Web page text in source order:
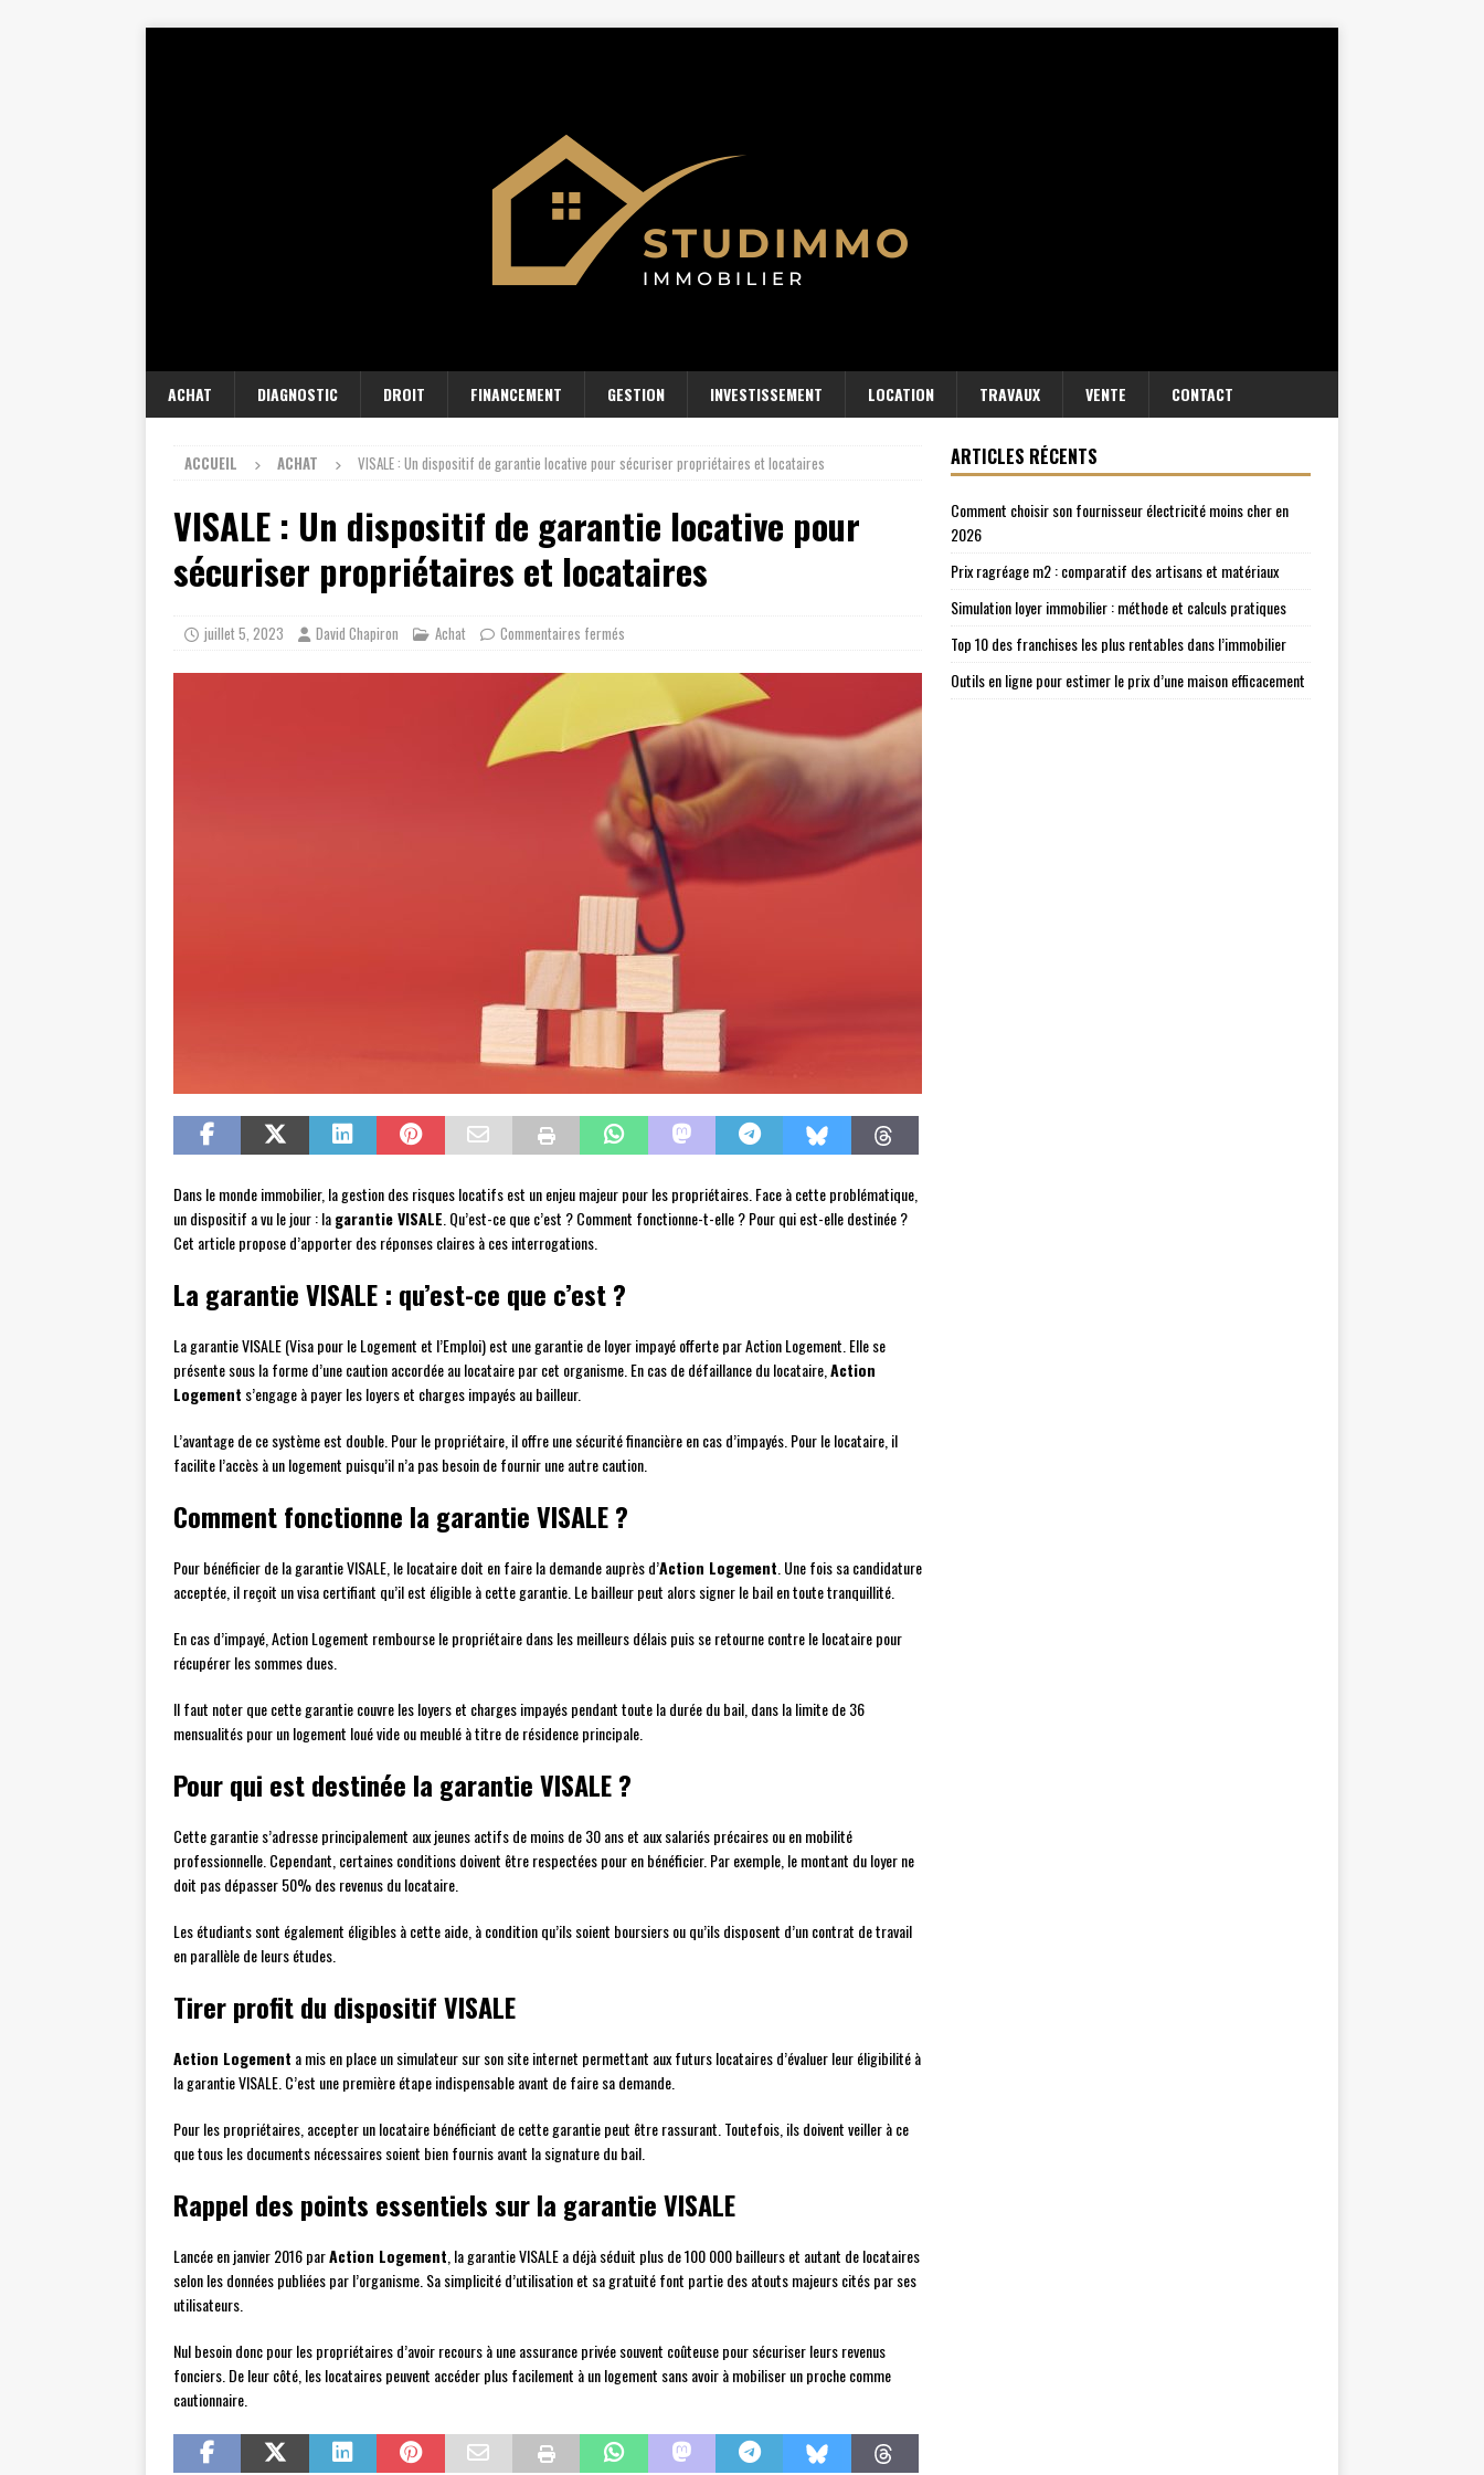
ACHAT DIAGNOSTIC DROIT FINANCEMENT GESTION INVESTISSEMENT LOCATION TRAVAUX VENTE CONTACT
ACCUEIL ACHAT VISALE : Un dispositif de garantie locative pour sécuriser propriétaires et locataires
VISALE : Un dispositif de garantie locative pour
sécuriser propriétaires et locataires
juillet 5, 2023 David Chapiron Achat Commentaires fermés
Dans le monde immobilier, la gestion des risques locatifs est un enjeu majeur pour les propriétaires. Face à cette problématique,
un dispositif a vu le jour : lagarantie VISALE . Qu’est-ce que c’est ? Comment fonctionne-t-elle ? Pour qui est-elle destinée ?
Cet article propose d’apporter des réponses claires à ces interrogations.
La garantie VISALE : qu’est-ce que c’est ?
La garantie VISALE (Visa pour le Logement et l’Emploi) est une garantie de loyer impayé offerte par Action Logement. Elle se
présente sous la forme d’une caution accordée au locataire par cet organisme. En cas de défaillance du locataire, Action
Logement s’engage à payer les loyers et charges impayés au bailleur.
L’avantage de ce système est double. Pour le propriétaire, il offre une sécurité financière en cas d’impayés. Pour le locataire, il
facilite l’accès à un logement puisqu’il n’a pas besoin de fournir une autre caution.
Comment fonctionne la garantie VISALE ?
Pour bénéficier de la garantie VISALE, le locataire doit en faire la demande auprès d’Action Logement . Une fois sa candidature
acceptée, il reçoit un visa certifiant qu’il est éligible à cette garantie. Le bailleur peut alors signer le bail en toute tranquillité.
En cas d’impayé, Action Logement rembourse le propriétaire dans les meilleurs délais puis se retourne contre le locataire pour
récupérer les sommes dues.
Il faut noter que cette garantie couvre les loyers et charges impayés pendant toute la durée du bail, dans la limite de 36
mensualités pour un logement loué vide ou meublé à titre de résidence principale.
Pour qui est destinée la garantie VISALE ?
Cette garantie s’adresse principalement aux jeunes actifs de moins de 30 ans et aux salariés précaires ou en mobilité
professionnelle. Cependant, certaines conditions doivent être respectées pour en bénéficier. Par exemple, le montant du loyer ne
doit pas dépasser 50% des revenus du locataire.
Les étudiants sont également éligibles à cette aide, à condition qu’ils soient boursiers ou qu’ils disposent d’un contrat de travail
en parallèle de leurs études.
Tirer profit du dispositif VISALE
Action Logement a mis en place un simulateur sur son site internet permettant aux futurs locataires d’évaluer leur éligibilité à
la garantie VISALE. C’est une première étape indispensable avant de faire sa demande.
Pour les propriétaires, accepter un locataire bénéficiant de cette garantie peut être rassurant. Toutefois, ils doivent veiller à ce
que tous les documents nécessaires soient bien fournis avant la signature du bail.
Rappel des points essentiels sur la garantie VISALE
Lancée en janvier 2016 parAction Logement , la garantie VISALE a déjà séduit plus de 100 000 bailleurs et autant de locataires
selon les données publiées par l’organisme. Sa simplicité d’utilisation et sa gratuité font partie des atouts majeurs cités par ses
utilisateurs.
Nul besoin donc pour les propriétaires d’avoir recours à une assurance privée souvent coûteuse pour sécuriser leurs revenus
fonciers. De leur côté, les locataires peuvent accéder plus facilement à un logement sans avoir à mobiliser un proche comme
cautionnaire.
ARTICLES RÉCENTS
Comment choisir son fournisseur électricité moins cher en
2026
Prix ragréage m2 : comparatif des artisans et matériaux
Simulation loyer immobilier : méthode et calculs pratiques
Top 10 des franchises les plus rentables dans l’immobilier
Outils en ligne pour estimer le prix d’une maison efficacement